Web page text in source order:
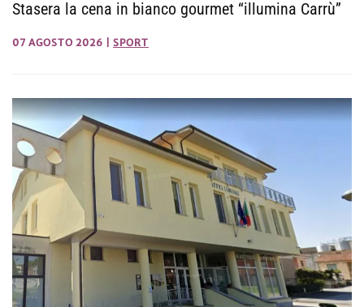
Stasera la cena in bianco gourmet “illumina Carrù”
07 AGOSTO 2026 SPORT